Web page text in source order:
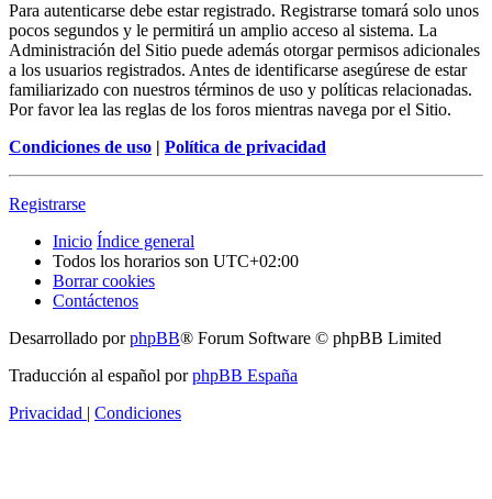
Para autenticarse debe estar registrado. Registrarse tomará solo unos
pocos segundos y le permitirá un amplio acceso al sistema. La
Administración del Sitio puede además otorgar permisos adicionales
a los usuarios registrados. Antes de identificarse asegúrese de estar
familiarizado con nuestros términos de uso y políticas relacionadas.
Por favor lea las reglas de los foros mientras navega por el Sitio.
Condiciones de uso | Política de privacidad
Registrarse
Inicio Índice general
Todos los horarios son UTC+02:00
Borrar cookies
Contáctenos
Desarrollado porphpBB® Forum Software © phpBB Limited
Traducción al español porphpBB España
Privacidad | Condiciones